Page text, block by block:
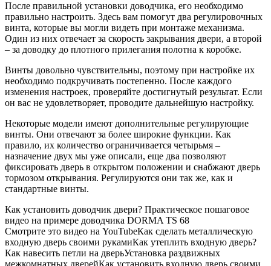
После правильной установки доводчика, его необходимо
правильно настроить. Здесь вам помогут два регулировочных
винта, которые вы могли видеть при монтаже механизма.
Один из них отвечает за скорость закрывания двери, а второй
– за доводку до плотного прилегания полотна к коробке.
Винты довольно чувствительны, поэтому при настройке их
необходимо подкручивать постепенно. После каждого
изменения настроек, проверяйте достигнутый результат. Если
он вас не удовлетворяет, проводите дальнейшую настройку.
Некоторые модели имеют дополнительные регулирующие
винты. Они отвечают за более широкие функции. Как
правило, их количество ограничивается четырьмя –
назначение двух мы уже описали, еще два позволяют
фиксировать дверь в открытом положении и снабжают дверь
тормозом открывания. Регулируются они так же, как и
стандартные винты.
Как установить доводчик двери? Практическое пошаговое
видео на примере доводчика DORMA TS 68
Смотрите это видео на YouTubeКак сделать металлическую
входную дверь своими рукамиКак утеплить входную дверь?
Как навесить петли на дверьУстановка раздвижных
межкомнатных дверейКак установить входную дверь своими